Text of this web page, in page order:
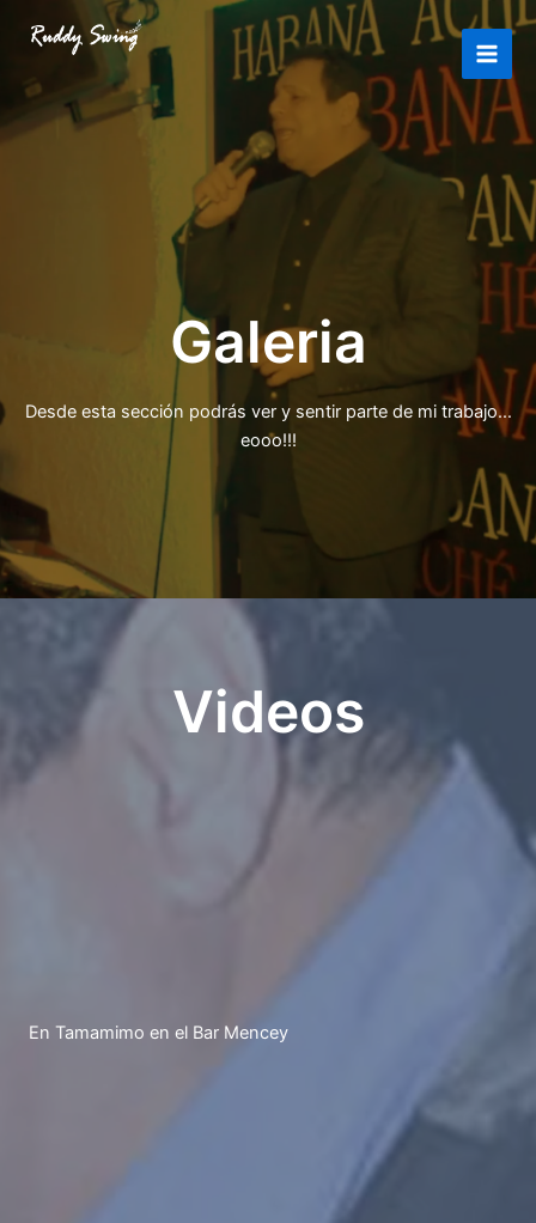
Ruddy Swing Oficial
Galeria
Desde esta sección podrás ver y sentir parte de mi trabajo…
eooo!!!
Videos
En Tamamimo en el Bar Mencey